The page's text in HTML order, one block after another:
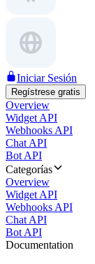
Iniciar Sesión
Regístrese gratis
Overview
Widget API
Webhooks API
Chat API
Bot API
Categorías
Overview
Widget API
Webhooks API
Chat API
Bot API
Documentation